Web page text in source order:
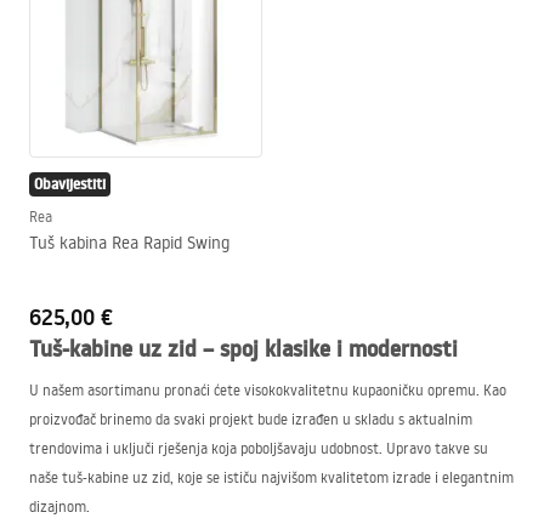
Obavijestiti
Rea
Tuš kabina Rea Rapid Swing
625,00 €
Tuš-kabine uz zid – spoj klasike i modernosti
U našem asortimanu pronaći ćete visokokvalitetnu kupaoničku opremu. Kao
proizvođač brinemo da svaki projekt bude izrađen u skladu s aktualnim
trendovima i uključi rješenja koja poboljšavaju udobnost. Upravo takve su
naše tuš-kabine uz zid, koje se ističu najvišom kvalitetom izrade i elegantnim
dizajnom.